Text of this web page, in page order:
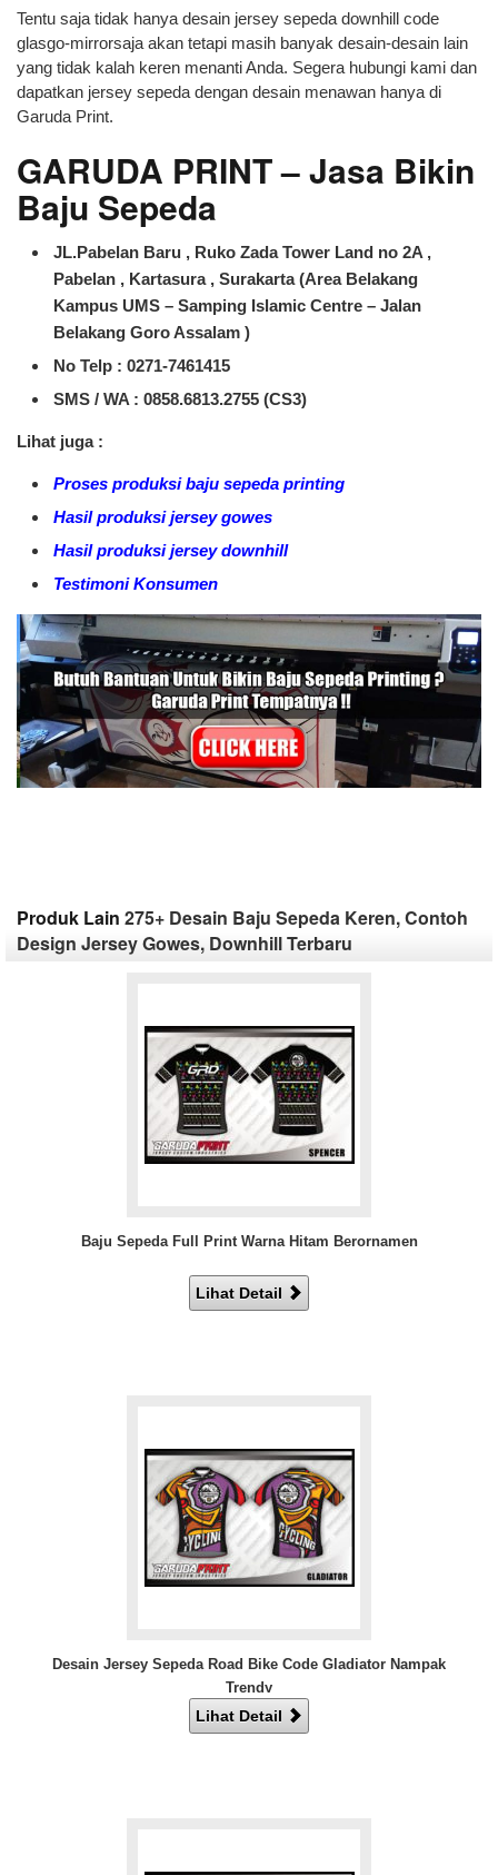
Tentu saja tidak hanya desain jersey sepeda downhill code
glasgo-mirrorsaja akan tetapi masih banyak desain-desain lain
yang tidak kalah keren menanti Anda. Segera hubungi kami dan
dapatkan jersey sepeda dengan desain menawan hanya di
Garuda Print.
GARUDA PRINT – Jasa Bikin
Baju Sepeda
JL.Pabelan Baru , Ruko Zada Tower Land no 2A ,
Pabelan , Kartasura , Surakarta (Area Belakang
Kampus UMS – Samping Islamic Centre – Jalan
Belakang Goro Assalam )
No Telp : 0271-7461415
SMS / WA : 0858.6813.2755 (CS3)
Lihat juga :
Proses produksi baju sepeda printing
Hasil produksi jersey gowes
Hasil produksi jersey downhill
Testimoni Konsumen
Produk Lain 275+ Desain Baju Sepeda Keren, Contoh
Design Jersey Gowes, Downhill Terbaru
Baju Sepeda Full Print Warna Hitam Berornamen
Lihat Detail
Desain Jersey Sepeda Road Bike Code Gladiator Nampak
Trendy
Lihat Detail